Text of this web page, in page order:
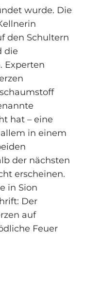
wurde. Die
den Schultern
die
Experten
hat – eine
in einem
der nächsten
erscheinen.
in Sion
Der
auf
Feuer